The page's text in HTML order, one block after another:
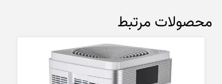
محصولات مرتبط